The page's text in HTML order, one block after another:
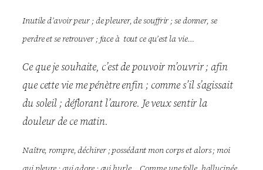
Inutile d’avoir peur ; de pleurer, de souffrir ; se donner, se
perdre et se retrouver ; face à tout ce qu’est la vie…
Ce que je souhaite, c’est de pouvoir m’ouvrir ; afin
que cette vie me pénètre enfin ; comme s’il s’agissait
du soleil ; déflorant l’aurore. Je veux sentir la
douleur de ce matin.
Naître, rompre, déchirer ; possédant mon corps et alors ; moi